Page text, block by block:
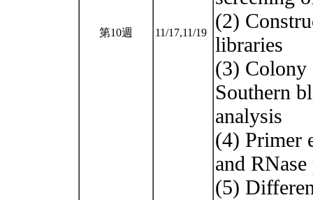
第10週 11/17,11/19
(2)
libraries
(3) Colony
Southern
analysis
(4) Primer
and
(5)